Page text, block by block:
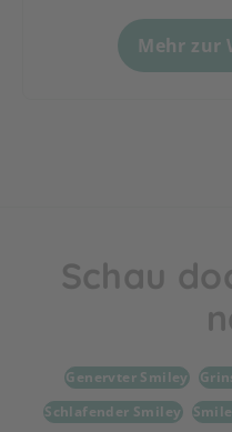
Mehr zur
Schau
Genervter Smiley
Schlafender Smiley